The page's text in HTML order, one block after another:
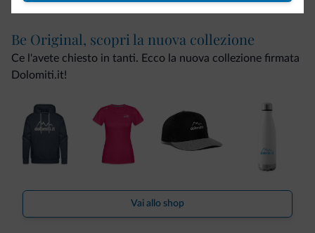
Be Original, scopri la nuova collezione
Ce l'avete chiesto in tanti. Ecco la nuova collezione firmata
Dolomiti.it!
Vai allo shop